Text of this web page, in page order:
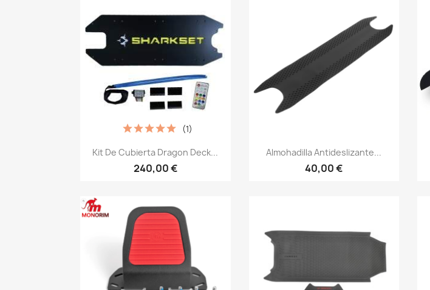
Vista rápida
Kit De Cubierta Dragon Deck...
240,00 €
(1)
Vista rápida
Almohadilla Antideslizante...
40,00 €